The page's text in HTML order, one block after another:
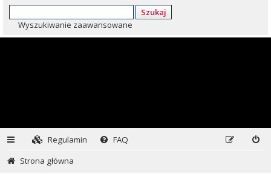
Szukaj
Wyszukiwanie zaawansowane
Regulamin
FAQ
Strona główna